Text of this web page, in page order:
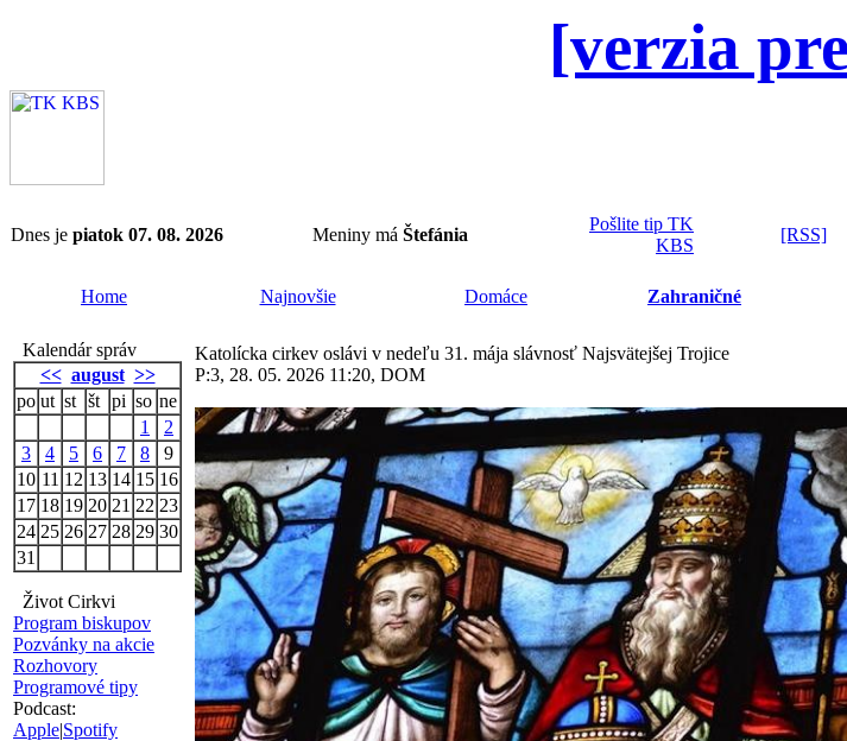
[verzia
Dnes je piatok 07. 08. 2026 Meniny má Štefánia
Pošlite tip TK
KBS
[RSS]
Home Najnovšie Domáce Zahraničné
Kalendár správ
<< august >>
po ut st št pi so ne
1
2
3
4 5 6 7 8
9
10 11 12 13 14 15 16
17 18 19 20 21 22 23
24 25 26 27 28 29 30
31
Život Cirkvi
Program biskupov
Pozvánky na akcie
Rozhovory
Programové tipy
Podcast:
Apple|Spotify
Katolícka cirkev oslávi v nedeľu 31. mája slávnosť Najsvätejšej Trojice
P:3, 28. 05. 2026 11:20, DOM